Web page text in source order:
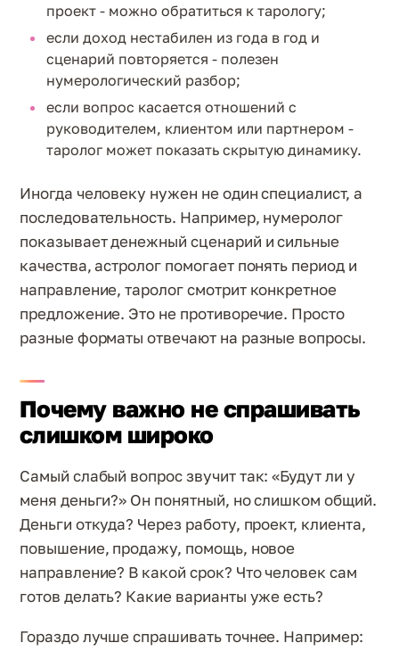
проект - можно обратиться к тарологу;
если доход нестабилен из года в год и
сценарий повторяется - полезен
нумерологический разбор;
если вопрос касается отношений с
руководителем, клиентом или партнером -
таролог может показать скрытую динамику.
Иногда человеку нужен не один специалист, а
последовательность. Например, нумеролог
показывает денежный сценарий и сильные
качества, астролог помогает понять период и
направление, таролог смотрит конкретное
предложение. Это не противоречие. Просто
разные форматы отвечают на разные вопросы.
Почему важно не спрашивать
слишком широко
Самый слабый вопрос звучит так: «Будут ли у
меня деньги?» Он понятный, но слишком общий.
Деньги откуда? Через работу, проект, клиента,
повышение, продажу, помощь, новое
направление? В какой срок? Что человек сам
готов делать? Какие варианты уже есть?
Гораздо лучше спрашивать точнее. Например: